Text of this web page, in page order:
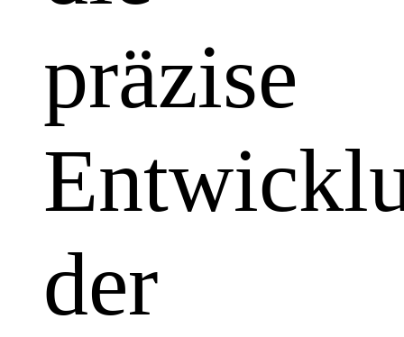
präzise
der